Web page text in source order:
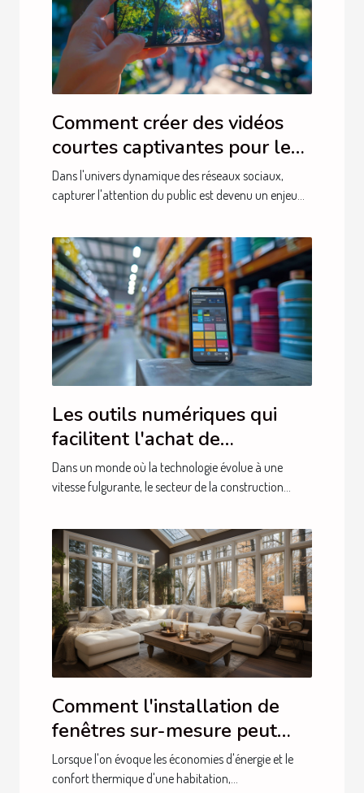
Comment créer des vidéos
courtes captivantes pour les
réseaux sociaux
Dans l'univers dynamique des réseaux sociaux,
capturer l'attention du public est devenu un enjeu...
Les outils numériques qui
facilitent l'achat de
matériaux de construction
Dans un monde où la technologie évolue à une
vitesse fulgurante, le secteur de la construction...
Comment l'installation de
fenêtres sur-mesure peut
améliorer l'efficacité
énergétique de votre maison
Lorsque l'on évoque les économies d'énergie et le
confort thermique d'une habitation,...